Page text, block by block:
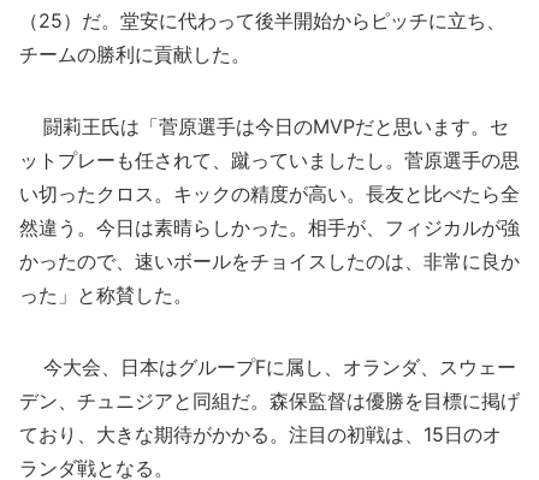
（25）だ。堂安に代わって後半開始からピッチに立ち、
チームの勝利に貢献した。
闘莉王氏は「菅原選手は今日のMVPだと思います。セ
ットプレーも任されて、蹴っていましたし。菅原選手の思
い切ったクロス。キックの精度が高い。長友と比べたら全
然違う。今日は素晴らしかった。相手が、フィジカルが強
かったので、速いボールをチョイスしたのは、非常に良か
った」と称賛した。
今大会、日本はグループFに属し、オランダ、スウェー
デン、チュニジアと同組だ。森保監督は優勝を目標に掲げ
ており、大きな期待がかかる。注目の初戦は、15日のオ
ランダ戦となる。